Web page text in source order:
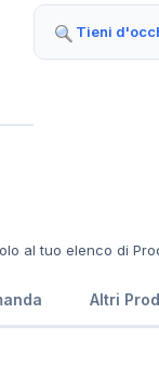
Tieni
al tuo elenco di
Altri